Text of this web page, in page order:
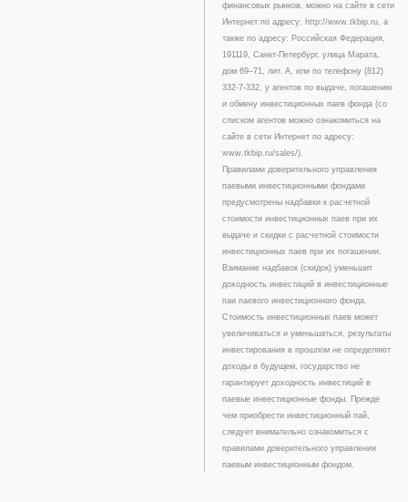
финансовых рынков, можно на сайте в сети
Интернет по адресу: http://www.tkbip.ru, а
также по адресу: Российская Федерация,
191119, Санкт-Петербург, улица Марата,
дом 69–71, лит. А, или по телефону (812)
332-7-332, у агентов по выдаче, погашению
и обмену инвестиционных паев фонда (со
списком агентов можно ознакомиться на
сайте в сети Интернет по адресу:
www.tkbip.ru/sales/).
Правилами доверительного управления
паевыми инвестиционными фондами
предусмотрены надбавки к расчетной
стоимости инвестиционных паев при их
выдаче и скидки с расчетной стоимости
инвестиционных паев при их погашении.
Взимание надбавок (скидок) уменьшит
доходность инвестиций в инвестиционные
паи паевого инвестиционного фонда.
Стоимость инвестиционных паев может
увеличиваться и уменьшаться, результаты
инвестирования в прошлом не определяют
доходы в будущем, государство не
гарантирует доходность инвестиций в
паевые инвестиционные фонды. Прежде
чем приобрести инвестиционный пай,
следует внимательно ознакомиться с
правилами доверительного управления
паевым инвестиционным фондом.